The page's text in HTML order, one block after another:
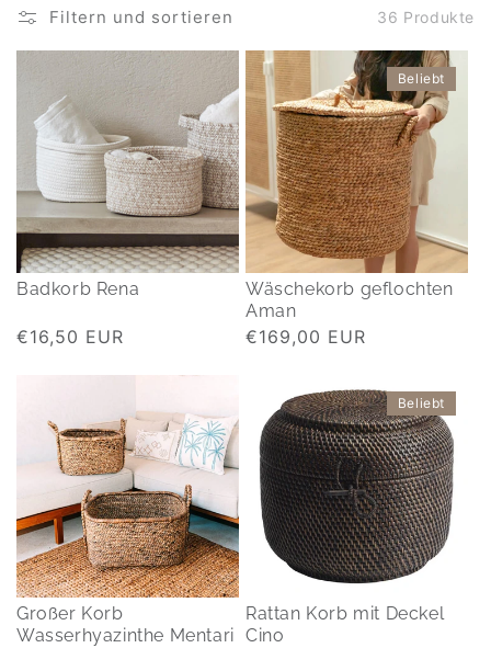
Filtern und sortieren 36 Produkte
Badkorb Rena
Normaler
€16,50 EUR
Wäschekorb geflochten
Aman
Normaler
€169,00 EUR
Beliebt
Großer Korb
Wasserhyazinthe Mentari
Rattan Korb mit Deckel
Cino
Beliebt